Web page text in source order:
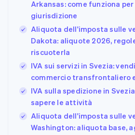
Arkansas: come funziona
giurisdizione
Aliquota dell'imposta sulle
Dakota: aliquote 2026,
riscuoterla
IVA sui servizi in Svezia:
commercio transfrontaliero
IVA sulla spedizione in
sapere le attività
Aliquota dell'imposta sulle
Washington: aliquota base,